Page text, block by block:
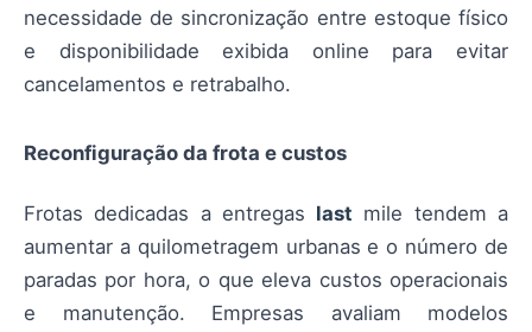
necessidade de sincronização entre estoque físico
e disponibilidade exibida online para evitar
cancelamentos e retrabalho.
Reconfiguração da frota e custos
Frotas dedicadas a entregas last mile tendem a
aumentar a quilometragem urbanas e o número de
paradas por hora, o que eleva custos operacionais
e manutenção. Empresas avaliam modelos